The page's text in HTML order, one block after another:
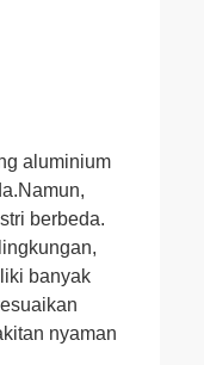
aluminium
berbeda.
banyak
nyaman